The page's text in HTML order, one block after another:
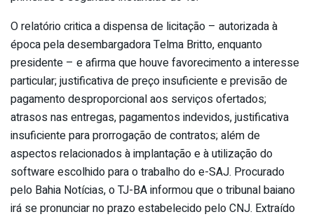
O relatório critica a dispensa de licitação – autorizada à
época pela desembargadora Telma Britto, enquanto
presidente – e afirma que houve favorecimento a interesse
particular; justificativa de preço insuficiente e previsão de
pagamento desproporcional aos serviços ofertados;
atrasos nas entregas, pagamentos indevidos, justificativa
insuficiente para prorrogação de contratos; além de
aspectos relacionados à implantação e à utilização do
software escolhido para o trabalho do e-SAJ. Procurado
pelo Bahia Notícias, o TJ-BA informou que o tribunal baiano
irá se pronunciar no prazo estabelecido pelo CNJ. Extraído